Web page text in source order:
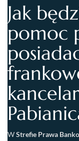
Jak
pomoc
WStrefie Prawa